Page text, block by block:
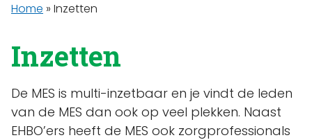
Home » Inzetten
Inzetten
De MES is multi-inzetbaar en je vindt de leden
van de MES dan ook op veel plekken. Naast
EHBO’ers heeft de MES ook zorgprofessionals